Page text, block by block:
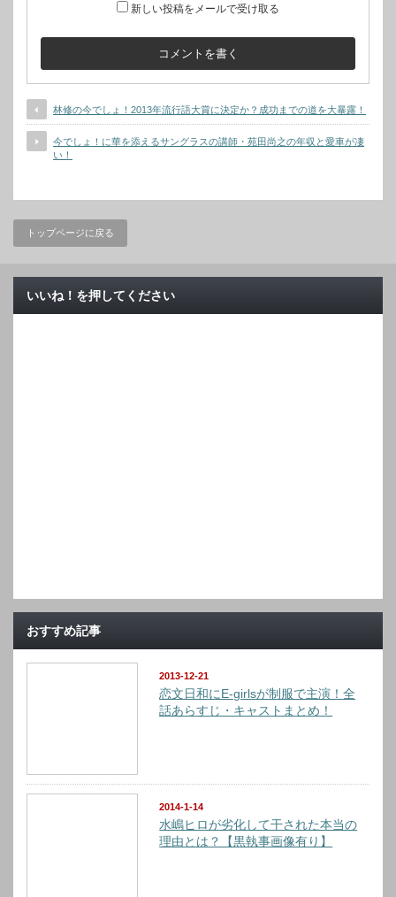
新しい投稿をメールで受け取る
林修の今でしょ！2013年流行語大賞に決定か？成功までの道を大暴露！
今でしょ！に華を添えるサングラスの講師・苑田尚之の年収と愛車が凄
い！
トップページに戻る
いいね！を押してください
おすすめ記事
2013-12-21
恋文日和にE-girlsが制服で主演！全
話あらすじ・キャストまとめ！
2014-1-14
水嶋ヒロが劣化して干された本当の
理由とは？【黒執事画像有り】